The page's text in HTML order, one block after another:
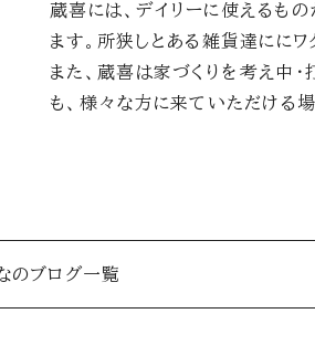
蔵喜には、デイリーに使えるも
ます。所狭しとある雑貨達ににワ
また、蔵喜は家づくりを考え中
も、様々な方に来ていただける
のブログ一覧